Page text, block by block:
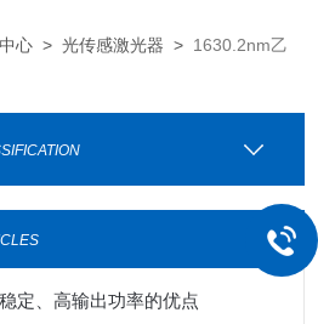
心 >光传感激光器 > 1630.2nm乙
定、高输出功率的优点